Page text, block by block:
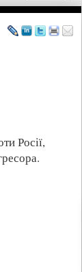
Росії,